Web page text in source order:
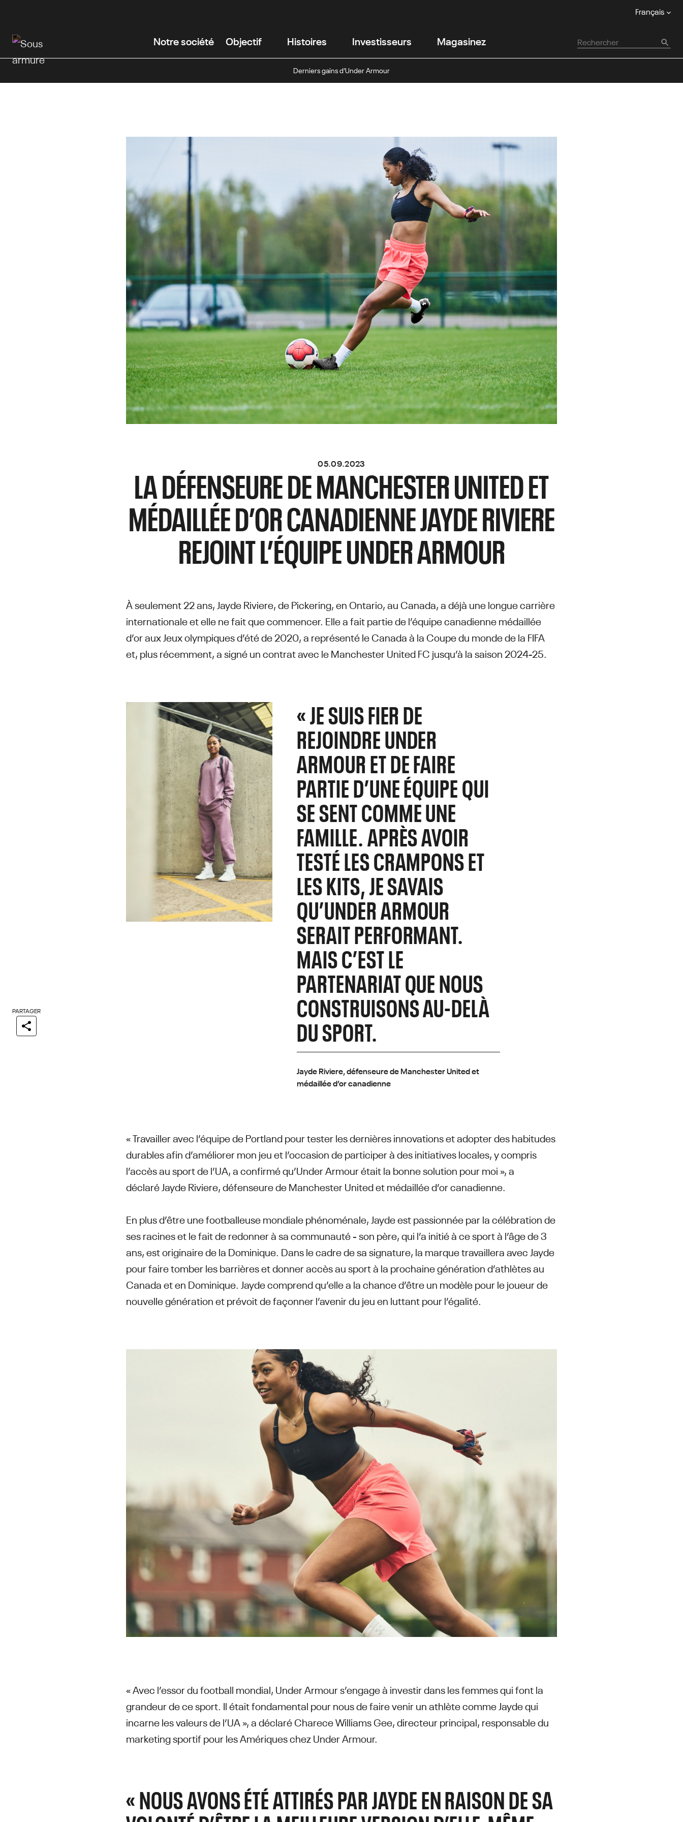
contenu
principal
Français
Notre société Objectif Histoires Investisseurs Magasinez
Derniers gains d’Under Armour
PARTAGER
05.09.2023
LA DÉFENSEURE DE MANCHESTER UNITED ET
MÉDAILLÉE D’OR CANADIENNE JAYDE RIVIERE
REJOINT L’ÉQUIPE UNDER ARMOUR
À seulement 22 ans, Jayde Riviere, de Pickering, en Ontario, au Canada, a déjà une longue carrière
internationale et elle ne fait que commencer. Elle a fait partie de l’équipe canadienne médaillée
d’or aux Jeux olympiques d’été de 2020, a représenté le Canada à la Coupe du monde de la FIFA
et, plus récemment, a signé un contrat avec le Manchester United FC jusqu’à la saison 2024-25.
« JE SUIS FIER DE
REJOINDRE UNDER
ARMOUR ET DE FAIRE
PARTIE D’UNE ÉQUIPE QUI
SE SENT COMME UNE
FAMILLE. APRÈS AVOIR
TESTÉ LES CRAMPONS ET
LES KITS, JE SAVAIS
QU’UNDER ARMOUR
SERAIT PERFORMANT.
MAIS C’EST LE
PARTENARIAT QUE NOUS
CONSTRUISONS AU-DELÀ
DU SPORT.
Jayde Riviere, défenseure de Manchester United et
médaillée d’or canadienne
« Travailler avec l’équipe de Portland pour tester les dernières innovations et adopter des habitudes
durables afin d’améliorer mon jeu et l’occasion de participer à des initiatives locales, y compris
l’accès au sport de l’UA, a confirmé qu’Under Armour était la bonne solution pour moi », a
déclaré Jayde Riviere, défenseure de Manchester United et médaillée d’or canadienne.
En plus d’être une footballeuse mondiale phénoménale, Jayde est passionnée par la célébration de
ses racines et le fait de redonner à sa communauté - son père, qui l’a initié à ce sport à l’âge de 3
ans, est originaire de la Dominique. Dans le cadre de sa signature, la marque travaillera avec Jayde
pour faire tomber les barrières et donner accès au sport à la prochaine génération d’athlètes au
Canada et en Dominique. Jayde comprend qu’elle a la chance d’être un modèle pour le joueur de
nouvelle génération et prévoit de façonner l’avenir du jeu en luttant pour l’égalité.
« Avec l’essor du football mondial, Under Armour s’engage à investir dans les femmes qui font la
grandeur de ce sport. Il était fondamental pour nous de faire venir un athlète comme Jayde qui
incarne les valeurs de l’UA », a déclaré Charece Williams Gee, directeur principal, responsable du
marketing sportif pour les Amériques chez Under Armour.
« NOUS AVONS ÉTÉ ATTIRÉS PAR JAYDE EN RAISON DE SA